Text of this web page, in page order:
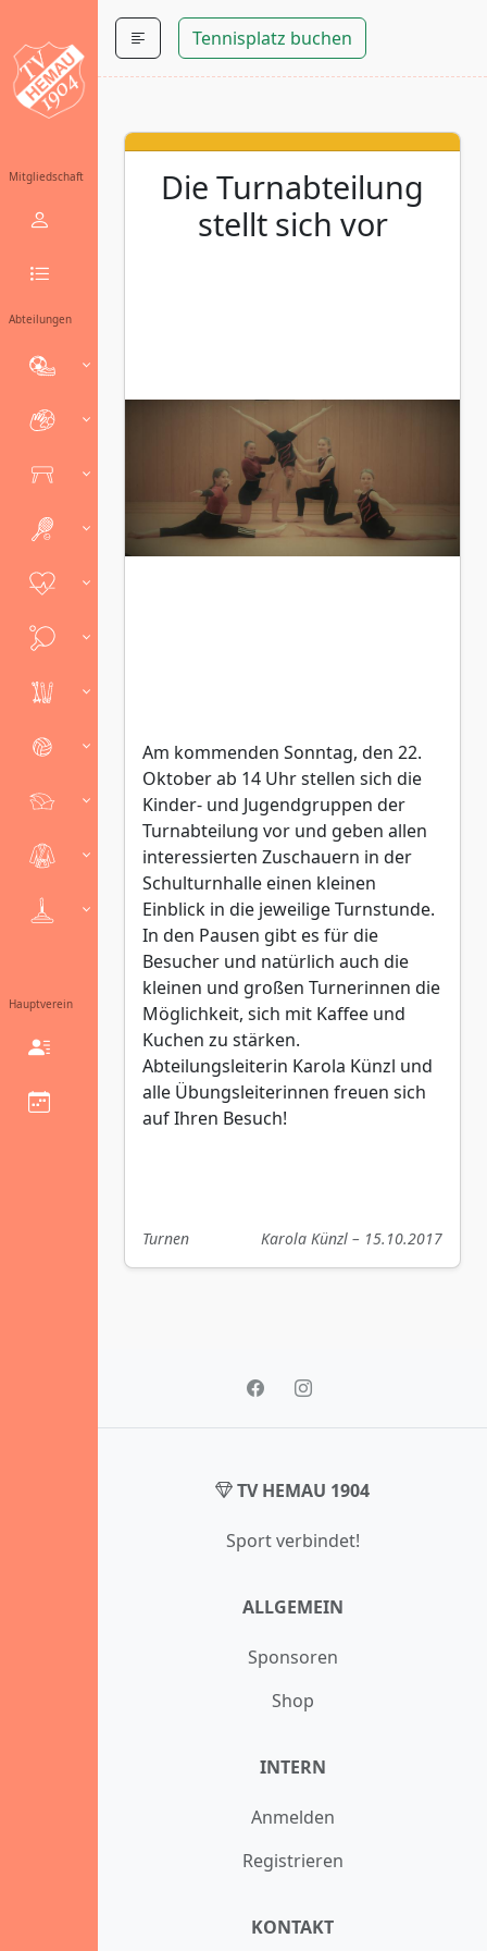
Mitgliedschaft
Abteilungen
Hauptverein
Tennisplatz buchen
Die Turnabteilung
stellt sich vor
Am kommenden Sonntag, den 22.
Oktober ab 14 Uhr stellen sich die
Kinder- und Jugendgruppen der
Turnabteilung vor und geben allen
interessierten Zuschauern in der
Schulturnhalle einen kleinen
Einblick in die jeweilige Turnstunde.
In den Pausen gibt es für die
Besucher und natürlich auch die
kleinen und großen Turnerinnen die
Möglichkeit, sich mit Kaffee und
Kuchen zu stärken.
Abteilungsleiterin Karola Künzl und
alle Übungsleiterinnen freuen sich
auf Ihren Besuch!
Turnen Karola Künzl – 15.10.2017
TV HEMAU 1904
Sport verbindet!
ALLGEMEIN
Sponsoren
Shop
INTERN
Anmelden
Registrieren
KONTAKT